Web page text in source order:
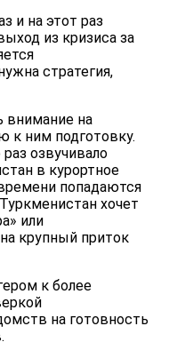
и на этот раз
из кризиса за
стратегия,
внимание на
к ним подготовку.
озвучивало
в курортное
попадаются
хочет
или
крупный приток
к более
на готовность